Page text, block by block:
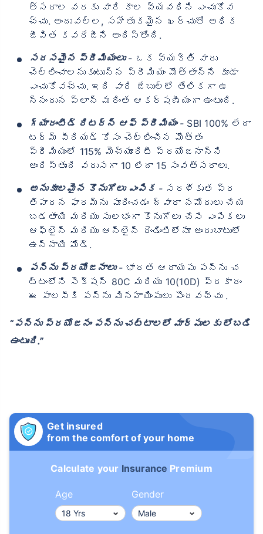
త్సరాల వరకు వారి కాల వ్యవధిని ఎంచుకోవ
చ్చు. అందువల్ల, సహేతుకమైన ఖర్చుతో అధిక
జీవిత కవరేజీని అందిస్తోంది.
సరసమైన ప్రీమియంలు- ఒక వ్యక్తి వారు
చెల్లించాలనుకుంటున్న ప్రీమియం మొత్తాన్ని కూడా
ఎంచుకోవచ్చు. ఇది వారి జేబుల్లో తేలికగా ఉ
న్నందున ప్లాన్ మరింత ఆకర్షణీయంగా ఉంటుంది.
గ్యారంటీడ్ రిటర్న్ ఆఫ్ ప్రీమియం- SBI 100% లేదా
టర్మ్ పీరియడ్ కోసం చెల్లించిన మొత్తం
ప్రీమియంలో 115% మెచ్యూరిటీ ప్రయోజనాన్ని
అందిస్తుంది వరుసగా 10 లేదా 15 సంవత్సరాలు.
అనుకూలమైన కొనుగోలు ఎంపిక - సరళీకృత ప్ర
తిపాదన ఫారమ్‌ను పూరించడం ద్వారా నమోదులు చేయ
బడతాయి మరియు సులభంగా కొనుగోలు చేసే ఎంపికలు
ఆఫ్‌లైన్ మరియు ఆన్‌లైన్ రెండింటిలోనూ అందుబాటులో
ఉన్నాయి మోడ్.
పన్ను ప్రయోజనాలు- భారత ఆదాయపు పన్ను చ
ట్టంలోని సెక్షన్ 80C మరియు 10(10D) ప్రకారం
ఈ పాలసీకి పన్ను మినహాయింపులు పొందవచ్చు .
“పన్ను ప్రయోజనం పన్ను చట్టాలలో మార్పులకు లోబడి
ఉంటుంది.”
Get insured
from the comfort of your home
Calculate your Insurance Premium
Age Gender